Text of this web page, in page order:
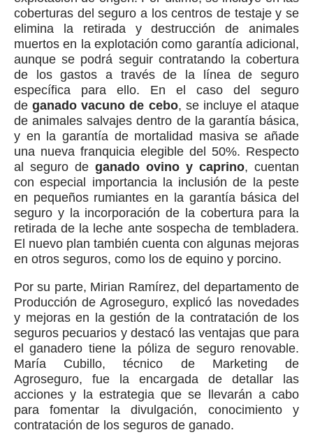
coberturas del seguro a los centros de testaje y se
elimina la retirada y destrucción de animales
muertos en la explotación como garantía adicional,
aunque se podrá seguir contratando la cobertura
de los gastos a través de la línea de seguro
específica para ello. En el caso del seguro
deganado vacuno de cebo, se incluye el ataque
de animales salvajes dentro de la garantía básica,
y en la garantía de mortalidad masiva se añade
una nueva franquicia elegible del 50%. Respecto
al seguro de ganado ovino y caprino, cuentan
con especial importancia la inclusión de la peste
en pequeños rumiantes en la garantía básica del
seguro y la incorporación de la cobertura para la
retirada de la leche ante sospecha de tembladera.
El nuevo plan también cuenta con algunas mejoras
en otros seguros, como los de equino y porcino.
Por su parte, Mirian Ramírez, del departamento de
Producción de Agroseguro, explicó las novedades
y mejoras en la gestión de la contratación de los
seguros pecuarios y destacó las ventajas que para
el ganadero tiene la póliza de seguro renovable.
María Cubillo, técnico de Marketing de
Agroseguro, fue la encargada de detallar las
acciones y la estrategia que se llevarán a cabo
para fomentar la divulgación, conocimiento y
contratación de los seguros de ganado.